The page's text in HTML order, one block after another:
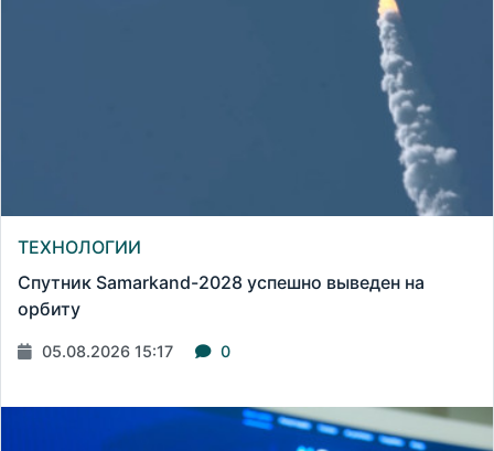
ТЕХНОЛОГИИ
Спутник Samarkand-2028 успешно выведен на
орбиту
05.08.2026 15:17 0